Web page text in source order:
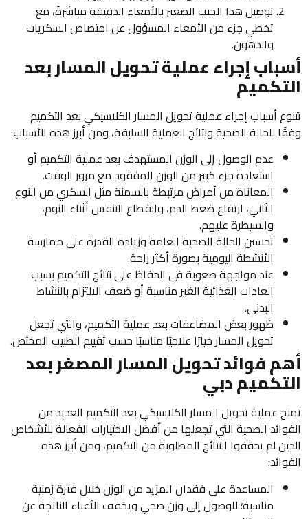
توصيل هذا الجيب الصغير بالأمعاء الدقيقة مباشرةً، مع
تخطي جزء من الأمعاء المسؤول عن امتصاص السكريات
والدهون.
أسباب إجراء عملية تحويل المسار بعد
التكميم
تتنوع أسباب إجراء عملية تحويل المسار الكلاسيكي بعد التكميم
وفقًا للحالة الصحية ونتائج العملية السابقة، ومن أبرز هذه الأسباب:
عدم الوصول إلى الوزن المستهدف بعد عملية التكميم أو
استعادة جزء كبير من الوزن المفقود مع مرور الوقت.
المعاناة من أمراض مرتبطة بالسمنة مثل السكري من النوع
الثاني، ارتفاع ضغط الدم، وانقطاع التنفس أثناء النوم،
والسيطرة عليهم.
تحسين الحالة الصحية العامة وزيادة القدرة على ممارسة
الأنشطة اليومية بصورة أكثر راحة.
عند مواجهة صعوبة في الحفاظ على نتائج التكميم بسبب
العادات الغذائية الغير مناسبة أو ضعف الالتزام بالنشاط
البدني.
ظهور بعض المضاعفات بعد عملية التكميم، والتي تجعل
تحويل المسار خيارًا علاجيًا مناسبًا حسب تقييم الطبيب المختص.
أهم فوائد تحويل المسار المصغر بعد
التكميم دبي
تمنح عملية تحويل المسار الكلاسيكي بعد التكميم العديد من
الفوائد الصحية التي تجعلها من أفضل الاختيارات الفعالة للأشخاص
الذين لم يحققوا النتائج المطلوبة من التكميم، ومن أبرز هذه
الفوائد:
المساعدة على فقدان المزيد من الوزن خلال فترة زمنية
مناسبة؛ للوصول إلى وزن صحي ويخفف الأعباء الناتجة عن